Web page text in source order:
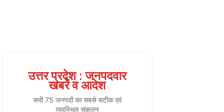
उत्तर प्रदेश : जनपदवार
खबरें व आदेश
सभी 75 जनपदों का सबसे सटीक एवं
व्यवस्थित संकलन